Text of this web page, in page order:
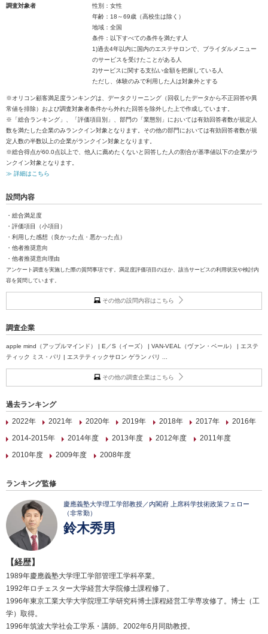
調査対象者
性別：女性
年齢：18～69歳（高校生は除く）
地域：全国
条件：以下すべての条件を満たす人
1)過去4年以内に国内のエステサロンで、ブライダルメニュー
のサービスを受けたことがある人
2)サービスに関する支払い金額を把握している人
ただし、体験のみで利用した人は対象外とする
※オリコン顧客満足度ランキングは、データクリーニング（回収したデータから不正回答や異
常値を排除）および調査対象者条件から外れた回答を除外した上で作成しています。
※「総合ランキング」、「評価項目別」、部門の「業態別」においては有効回答者数が規定人
数を満たした企業のみランクイン対象となります。その他の部門においては有効回答者数が規
定人数の半数以上の企業がランクイン対象となります。
※総合得点が60.0点以上で、他人に薦めたくないと回答した人の割合が基準値以下の企業がラ
ンクイン対象となります。
≫ 詳細はこちら
設問内容
・総合満足度
・評価項目（小項目）
・利用した感想（良かった点・悪かった点）
・他者推奨意向
・他者推奨意向理由
アンケート調査を実施した際の質問事項です。満足度評価項目のほか、該当サービスの利用状況や検討内
容を質問しています。
その他の設問内容はこちら
調査企業
apple mind（アップルマインド） | E／S（イーズ） | VAN-VEAL（ヴァン・ベール） | エステ
ティック ミス・パリ | エステティックサロン ゲラン パリ ...
その他の調査企業はこちら
過去ランキング
2022年
2021年 2020年 2019年 2018年 2017年
2016年
2014-2015年
2014年度 2013年度 2012年度
2011年度
2010年度
2009年度 2008年度
ランキング監修
慶應義塾大学理工学部教授／内閣府 上席科学技術政策フェロー
（非常勤）
鈴木秀男
【経歴】
1989年慶應義塾大学理工学部管理工学科卒業。
1992年ロチェスター大学経営大学院修士課程修了。
1996年東京工業大学大学院理工学研究科博士課程経営工学専攻修了。博士（工
学）取得。
1996年筑波大学社会工学系・講師。2002年6月同助教授。